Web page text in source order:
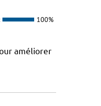
100%
améliorer